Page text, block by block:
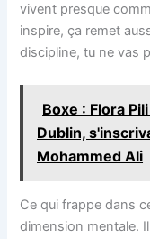
vivent presque
inspire, ça remet
discipline, tu ne vas
Boxe : Flora
Dublin,
Mohammed Ali
Ce qui frappe dans
dimension mentale.